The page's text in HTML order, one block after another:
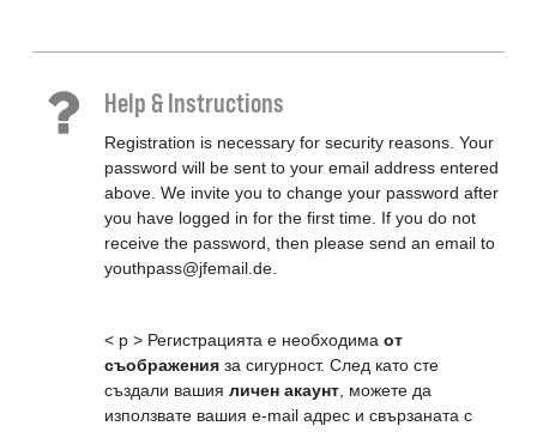
Help & Instructions
Registration is necessary for security reasons. Your
password will be sent to your email address entered
above. We invite you to change your password after
you have logged in for the first time. If you do not
receive the password, then please send an email to
youthpass@jfemail.de.
< p > Регистрацията е необходима от
съображения за сигурност. След като сте
създали вашия личен акаунт , можете да
използвате вашия e-mail адрес и свързаната с